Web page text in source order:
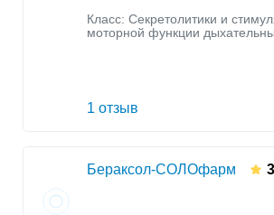
Класс: Секретолитики и
моторной функции
1 отзыв
Бераксол-СОЛОфарм 3